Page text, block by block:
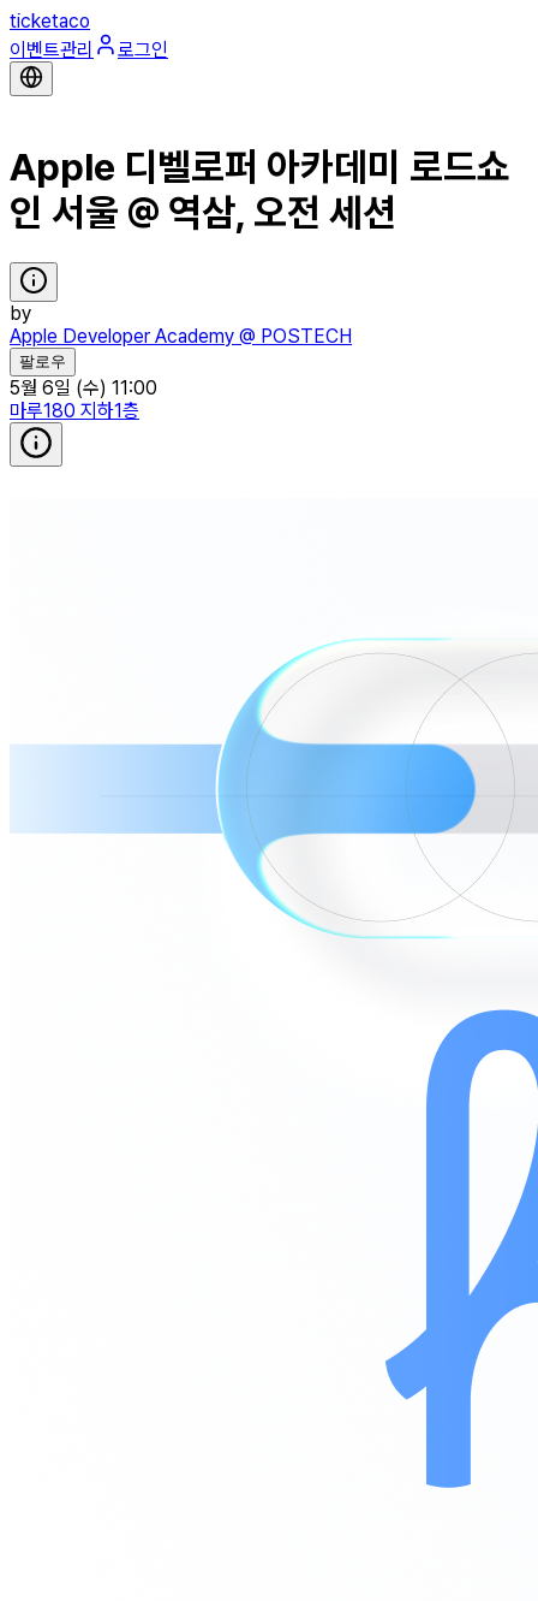
ticketaco
이벤트관리
로그인
Apple 디벨로퍼 아카데미 로드쇼
인 서울 @ 역삼, 오전 세션
by
Apple Developer Academy @ POSTECH
팔로우
5월 6일 (수) 11:00
마루180 지하1층